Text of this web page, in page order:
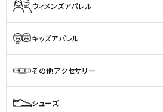
ウィメンズアパレル
キッズアパレル
その他アクセサリー
シューズ